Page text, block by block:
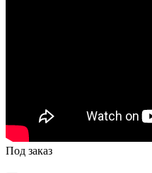
Под заказ